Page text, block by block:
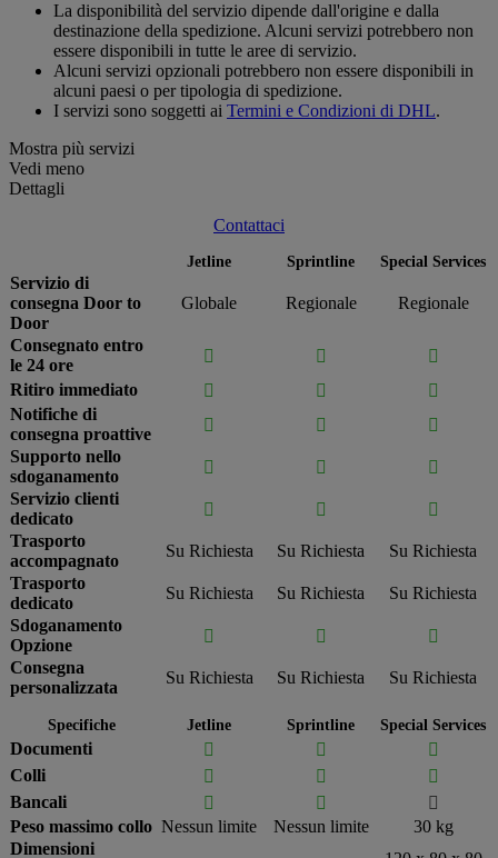
La disponibilità del servizio dipende dall'origine e dalla
destinazione della spedizione. Alcuni servizi potrebbero non
essere disponibili in tutte le aree di servizio.
Alcuni servizi opzionali potrebbero non essere disponibili in
alcuni paesi o per tipologia di spedizione.
I servizi sono soggetti ai Termini e Condizioni di DHL.
Mostra più servizi
Vedi meno
Dettagli
Contattaci
Jetline Sprintline Special Services
Servizio di
consegna Door to
Door
Globale Regionale Regionale
Consegnato entro
le 24 ore
 

Ritiro immediato
 

Notifiche di
consegna proattive
 

Supporto nello
sdoganamento
 

Servizio clienti
dedicato
 

Trasporto
accompagnato
Su Richiesta Su Richiesta
Su Richiesta
Trasporto
dedicato
Su Richiesta Su Richiesta
Su Richiesta
Sdoganamento
Opzione
 

Consegna
personalizzata
Su Richiesta Su Richiesta Su Richiesta
Specifiche Jetline Sprintline Special Services
Documenti  

Colli
 

Bancali
 

Peso massimo collo Nessun limite Nessun limite
30 kg
Dimensioni